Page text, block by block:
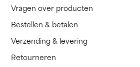
Vragen over producten
Bestellen & betalen
Verzending & levering
Retourneren